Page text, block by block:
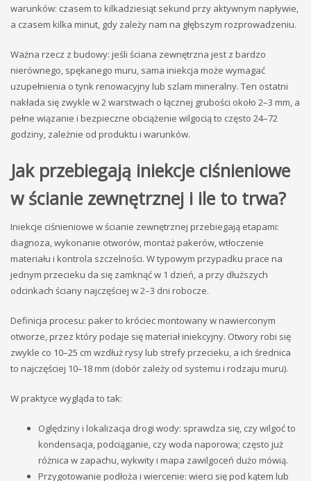
warunków: czasem to kilkadziesiąt sekund przy aktywnym napływie,
a czasem kilka minut, gdy zależy nam na głębszym rozprowadzeniu.
Ważna rzecz z budowy: jeśli ściana zewnętrzna jest z bardzo
nierównego, spękanego muru, sama iniekcja może wymagać
uzupełnienia o tynk renowacyjny lub szlam mineralny. Ten ostatni
nakłada się zwykle w 2 warstwach o łącznej grubości około 2–3 mm, a
pełne wiązanie i bezpieczne obciążenie wilgocią to często 24–72
godziny, zależnie od produktu i warunków.
Jak przebiegają iniekcje ciśnieniowe
w ścianie zewnętrznej i ile to trwa?
Iniekcje ciśnieniowe w ścianie zewnętrznej przebiegają etapami:
diagnoza, wykonanie otworów, montaż pakerów, wtłoczenie
materiału i kontrola szczelności. W typowym przypadku prace na
jednym przecieku da się zamknąć w 1 dzień, a przy dłuższych
odcinkach ściany najczęściej w 2–3 dni robocze.
Definicja procesu: paker to króciec montowany w nawierconym
otworze, przez który podaje się materiał iniekcyjny. Otwory robi się
zwykle co 10–25 cm wzdłuż rysy lub strefy przecieku, a ich średnica
to najczęściej 10–18 mm (dobór zależy od systemu i rodzaju muru).
W praktyce wygląda to tak:
Oględziny i lokalizacja drogi wody: sprawdza się, czy wilgoć to
kondensacja, podciąganie, czy woda naporowa; często już
różnica w zapachu, wykwity i mapa zawilgoceń dużo mówią.
Przygotowanie podłoża i wiercenie: wierci się pod kątem lub